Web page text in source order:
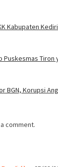
Kabupaten
Puskesmas Tiron
BGN, Korupsi
comment.